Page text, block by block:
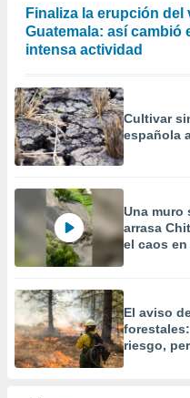
Finaliza la erupción del
Guatemala: así cambió
intensa actividad
Cultivar
española
Una muro
arrasa
el caos
El aviso
riesgo,